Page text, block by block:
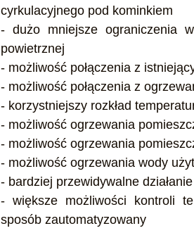
cyrkulacyjnego pod kominkiem
- dużo mniejsze ograniczenia
powietrznej
- możliwość połączenia z
- możliwość połączenia z
- korzystniejszy rozkład
- możliwość ogrzewania
- możliwość ogrzewania
- możliwość ogrzewania wody
- bardziej przewidywalne
- większe możliwości kontroli
sposób zautomatyzowany